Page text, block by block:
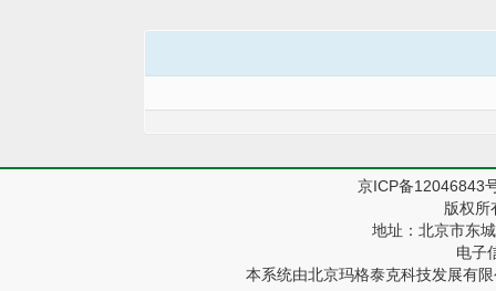
京ICP备12046843
版权所
地址：北京市东
电子
本系统由北京玛格泰克科技发展有